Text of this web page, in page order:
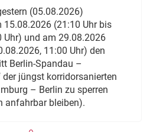
(05.08.2026)
15.08.2026 (21:10 Uhr bis
Uhr) und am 29.08.2026
11:00 Uhr) den
Berlin-Spandau –
jüngst korridorsanierten
– Berlin zu sperren
anfahrbar bleiben).